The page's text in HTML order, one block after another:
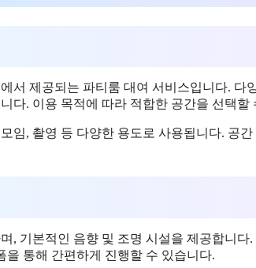
서 제공되는 파티룸 대여 서비스입니다. 다
다. 이용 목적에 따라 적합한 공간을 선택할
임, 촬영 등 다양한 용도로 사용됩니다. 공
, 기본적인 음향 및 조명 시설을 제공합니다
통해 간편하게 진행할 수 있습니다.